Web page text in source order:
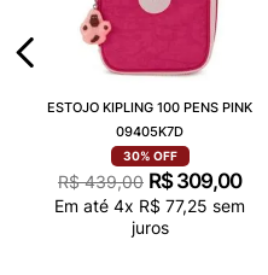
ESTOJO KIPLING 100 PENS PINK
09405K7D
30% OFF
R$ 439,00 R$ 309,00
Em até 4x R$ 77,25 sem
juros